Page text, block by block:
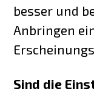
besser und
Anbringen
Sind die